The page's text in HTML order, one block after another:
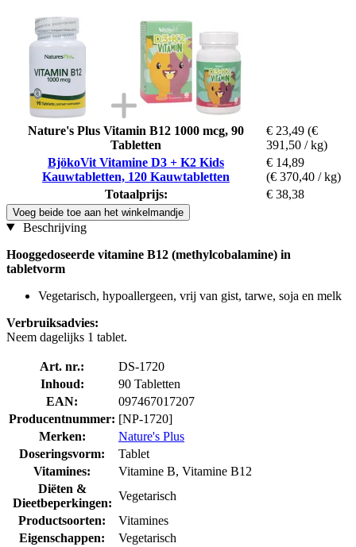
Nature's Plus Vitamin B12 1000 mcg, 90
Tabletten
€ 23,49 (€
391,50 / kg)
BjökoVit Vitamine D3 + K2 Kids
Kauwtabletten, 120 Kauwtabletten
€ 14,89
(€ 370,40 / kg)
Totaalprijs:
€ 38,38
Voeg beide toe aan het winkelmandje
Beschrijving
Hooggedoseerde vitamine B12 (methylcobalamine) in
tabletvorm
Vegetarisch, hypoallergeen, vrij van gist, tarwe, soja en melk
Verbruiksadvies:
Neem dagelijks 1 tablet.
Art. nr.:
DS-1720
Inhoud:
90 Tabletten
EAN:
097467017207
Producentnummer: [NP-1720]
Merken:
Nature's Plus
Doseringsvorm:
Tablet
Vitamines:
Vitamine B, Vitamine B12
Diëten &
Dieetbeperkingen:
Vegetarisch
Productsoorten:
Vitamines
Eigenschappen:
Vegetarisch